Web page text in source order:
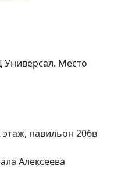
Универсал. Место
павильон 206в
Алексеева